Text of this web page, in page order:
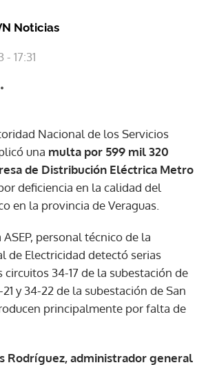
Noticias
17:31
Nacional de los Servicios
una multa por 599 mil 320
de Distribución Eléctrica Metro
deficiencia en la calidad del
en la provincia de Veraguas.
personal técnico de la
de Electricidad detectó serias
circuitos 34-17 de la subestación de
y 34-22 de la subestación de San
principalmente por falta de
Rodríguez, administrador general